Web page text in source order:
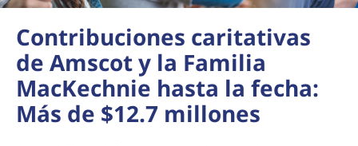
Contribuciones caritativas
de Amscot y la Familia
MacKechnie hasta la fecha:
Más de $12.7 millones